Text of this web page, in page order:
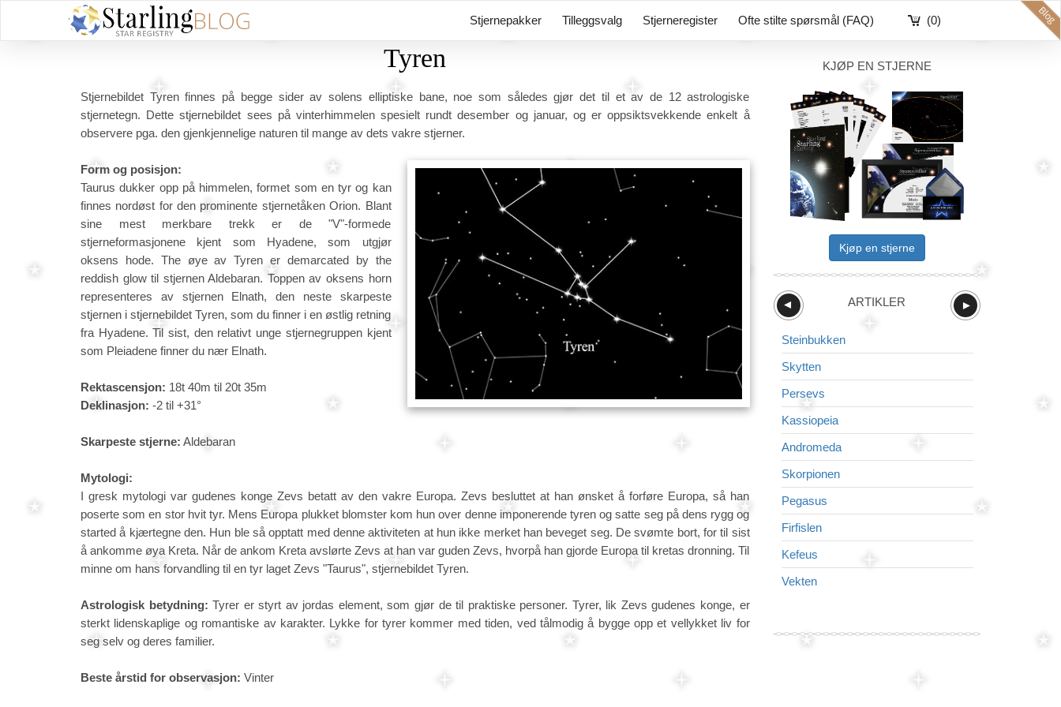
(0)
Stjernepakker Tilleggsvalg Stjerneregister Ofte stilte spørsmål (FAQ)
Tyren
Stjernebildet Tyren finnes på begge sider av solens elliptiske bane, noe som således gjør det til et av de 12 astrologiske
stjernetegn. Dette stjernebildet sees på vinterhimmelen spesielt rundt desember og januar, og er oppsiktsvekkende enkelt å
observere pga. den gjenkjennelige naturen til mange av dets vakre stjerner.
Form og posisjon:
Taurus dukker opp på himmelen, formet som en tyr og kan
finnes nordøst for den prominente stjernetåken Orion. Blant
sine mest merkbare trekk er de "V"-formede
stjerneformasjonene kjent som Hyadene, som utgjør
oksens hode. The øye av Tyren er demarcated by the
reddish glow til stjernen Aldebaran. Toppen av oksens horn
representeres av stjernen Elnath, den neste skarpeste
stjernen i stjernebildet Tyren, som du finner i en østlig retning
fra Hyadene. Til sist, den relativt unge stjernegruppen kjent
som Pleiadene finner du nær Elnath.
Rektascensjon: 18t 40m til 20t 35m
Deklinasjon: -2 til +31°
Skarpeste stjerne: Aldebaran
Mytologi:
I gresk mytologi var gudenes konge Zevs betatt av den vakre Europa. Zevs besluttet at han ønsket å forføre Europa, så han
poserte som en stor hvit tyr. Mens Europa plukket blomster kom hun over denne imponerende tyren og satte seg på dens rygg og
started å kjærtegne den. Hun ble så opptatt med denne aktiviteten at hun ikke merket han beveget seg. De svømte bort, for til sist
å ankomme øya Kreta. Når de ankom Kreta avslørte Zevs at han var guden Zevs, hvorpå han gjorde Europa til kretas dronning. Til
minne om hans forvandling til en tyr laget Zevs "Taurus", stjernebildet Tyren.
Astrologisk betydning: Tyrer er styrt av jordas element, som gjør de til praktiske personer. Tyrer, lik Zevs gudenes konge, er
sterkt lidenskaplige og romantiske av karakter. Lykke for tyrer kommer med tiden, ved tålmodig å bygge opp et vellykket liv for
seg selv og deres familier.
Beste årstid for observasjon: Vinter
KJØP EN STJERNE
Kjøp en stjerne
ARTIKLER ►
►
Steinbukken
Skytten
Persevs
Kassiopeia
Andromeda
Skorpionen
Pegasus
Firfislen
Kefeus
Vekten